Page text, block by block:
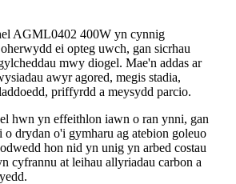
AGML0402 400W yn cynnig
ei opteg uwch, gan sicrhau
mwy diogel. Mae'n addas ar
awyr agored, megis stadia,
priffyrdd a meysydd parcio.
hwn yn effeithlon iawn o ran ynni, gan
drydan o'i gymharu ag atebion goleuo
hon nid yn unig yn arbed costau
cyfrannu at leihau allyriadau carbon a